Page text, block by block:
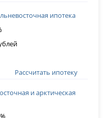
ипотека
Рассчитать ипотеку
и арктическая
%